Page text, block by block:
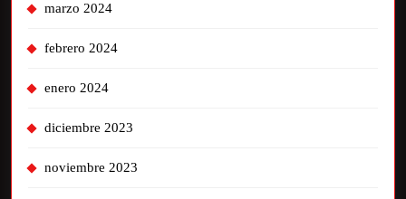
marzo 2024
febrero 2024
enero 2024
diciembre 2023
noviembre 2023